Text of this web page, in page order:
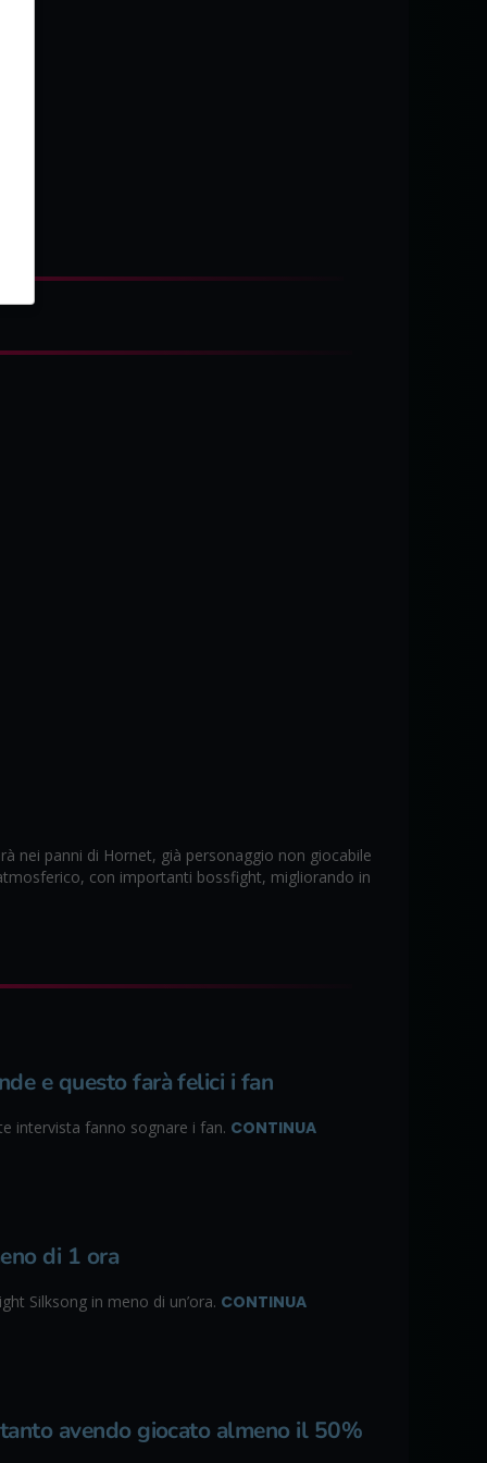
nei panni di Hornet, già personaggio non giocabile
con importanti bossfight, migliorando in
e questo farà felici i fan
intervista fanno sognare i fan. CONTINUA
di 1 ora
Silksong in meno di un’ora. CONTINUA
avendo giocato almeno il 50%